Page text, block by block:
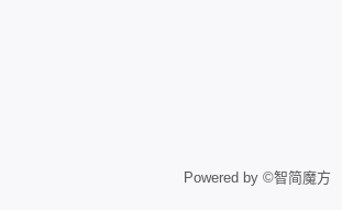
Powered by ©智简魔方